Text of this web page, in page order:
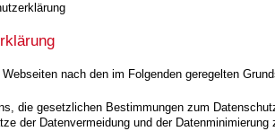
nach den im Folgenden geregelten
die gesetzlichen Bestimmungen zum
der Datenvermeidung und der Datenminimierung